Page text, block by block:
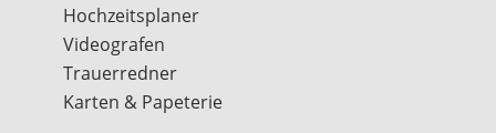
Hochzeitsplaner
Videografen
Trauerredner
Karten & Papeterie